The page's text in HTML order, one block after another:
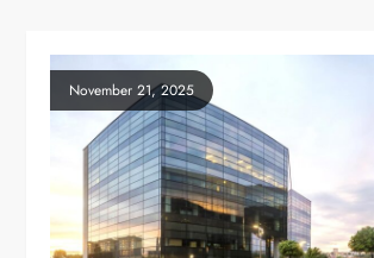
November 21, 2025